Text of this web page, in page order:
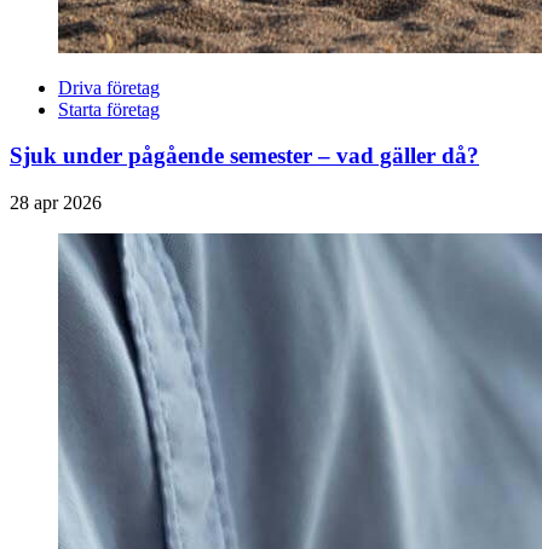
Driva företag
Starta företag
Sjuk under pågående semester – vad gäller då?
28 apr 2026